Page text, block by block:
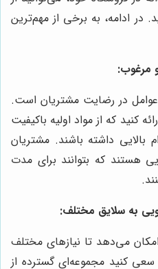
در ادامه، به برخی از مهم‌ترین
مرغوب:
در رضایت مشتریان است.
کنید که از مواد اولیه باکیفیت
داشته باشند. مشتریان
هستند که بتوانند برای مدت
به سلایق مختلف:
می‌دهد تا نیازهای مختلف
سعی کنید مجموعه‌ای گسترده از